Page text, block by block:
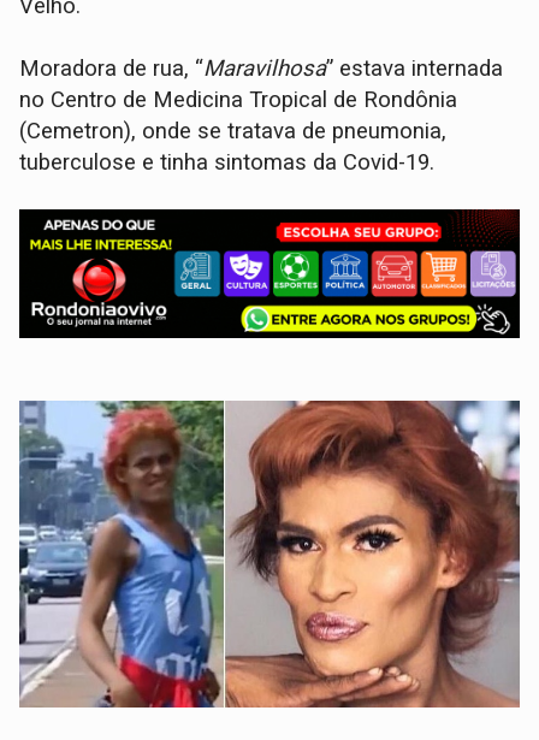
Velho.
Moradora de rua, “Maravilhosa” estava internada
no Centro de Medicina Tropical de Rondônia
(Cemetron), onde se tratava de pneumonia,
tuberculose e tinha sintomas da Covid-19.